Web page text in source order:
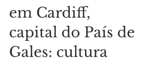
Roteiro de 1 dia
em Cardiff,
capital do País de